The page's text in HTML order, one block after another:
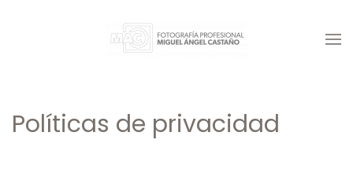
content
Políticas de privacidad